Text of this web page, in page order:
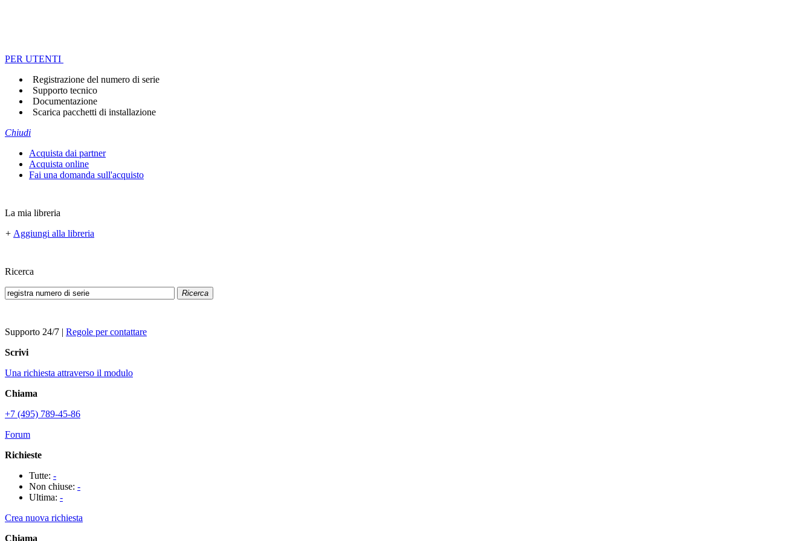
PER UTENTI
Registrazione del numero di serie
Supporto tecnico
Documentazione
Scarica pacchetti di installazione
Chiudi
Acquista dai partner
Acquista online
Fai una domanda sull'acquisto
La mia libreria
+ Aggiungi alla libreria
Ricerca
Ricerca
Supporto 24/7 | Regole per contattare
Scrivi
Una richiesta attraverso il modulo
Chiama
+7 (495) 789-45-86
Forum
Richieste
Tutte: -
Non chiuse: -
Ultima: -
Crea nuova richiesta
Chiama